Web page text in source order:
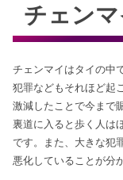
チェン
チェンマイはタイの中
犯罪などもそれほど起
激減したことで今まで
裏道に入ると歩く人は
です。また、大きな犯
悪化していることが分